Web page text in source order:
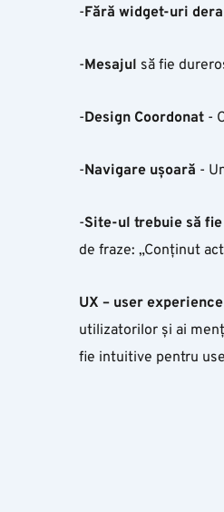
-Fără widget-uri
-Mesajul să fie
-Design Coordonat -
-Navigare ușoară -
-Site-ul trebuie să fie
de fraze: „Conținut
UX – user experience
utilizatorilor și ai
fie intuitive pentru